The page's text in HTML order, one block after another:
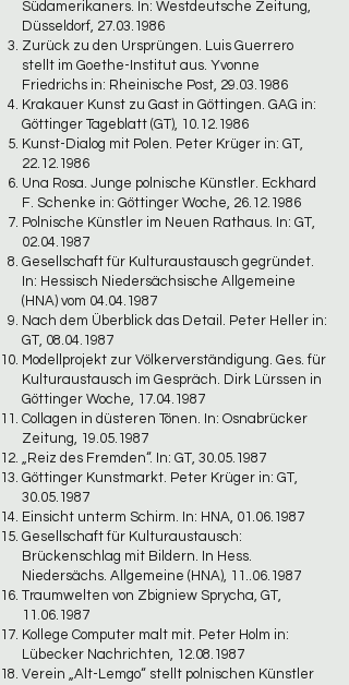
Südamerikaners. In: Westdeutsche Zeitung,
Düsseldorf, 27.03.1986
Zurück zu den Ursprüngen. Luis Guerrero
stellt im Goethe-Institut aus. Yvonne
Friedrichs in: Rheinische Post, 29.03.1986
Krakauer Kunst zu Gast in Göttingen. GAG in:
Göttinger Tageblatt (GT), 10.12.1986
Kunst-Dialog mit Polen. Peter Krüger in: GT,
22.12.1986
Una Rosa. Junge polnische Künstler. Eckhard
F. Schenke in: Göttinger Woche, 26.12.1986
Polnische Künstler im Neuen Rathaus. In: GT,
02.04.1987
Gesellschaft für Kulturaustausch gegründet.
In: Hessisch Niedersächsische Allgemeine
(HNA) vom 04.04.1987
Nach dem Überblick das Detail. Peter Heller in:
GT, 08.04.1987
Modellprojekt zur Völkerverständigung. Ges. für
Kulturaustausch im Gespräch. Dirk Lürssen in
Göttinger Woche, 17.04.1987
Collagen in düsteren Tönen. In: Osnabrücker
Zeitung, 19.05.1987
„Reiz des Fremden“. In: GT, 30.05.1987
Göttinger Kunstmarkt. Peter Krüger in: GT,
30.05.1987
Einsicht unterm Schirm. In: HNA, 01.06.1987
Gesellschaft für Kulturaustausch:
Brückenschlag mit Bildern. In Hess.
Niedersächs. Allgemeine (HNA), 11..06.1987
Traumwelten von Zbigniew Sprycha, GT,
11.06.1987
Kollege Computer malt mit. Peter Holm in:
Lübecker Nachrichten, 12.08.1987
Verein „Alt-Lemgo“ stellt polnischen Künstler